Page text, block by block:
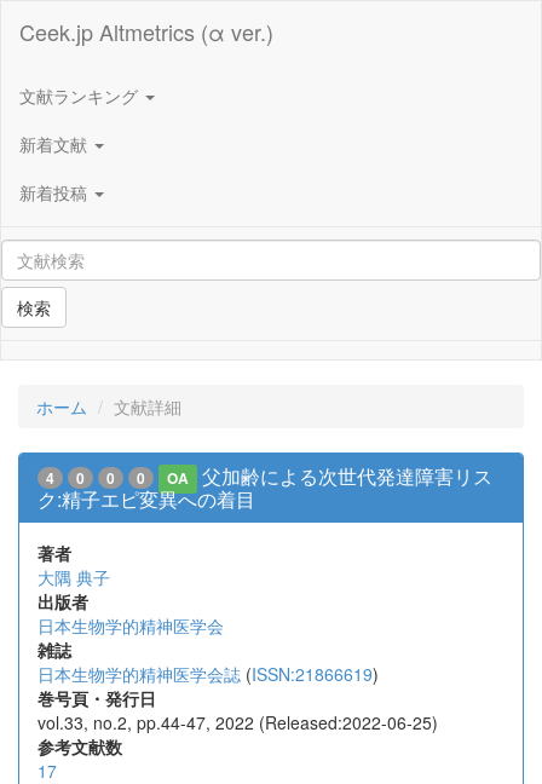
Ceek.jp Altmetrics (α ver.)
文献ランキング
新着文献
新着投稿
検索
ホーム 文献詳細
4 0 0 0 OA
父加齢による次世代発達障害リス
ク:精子エピ変異への着目
著者
大隅 典子
出版者
日本生物学的精神医学会
雑誌
日本生物学的精神医学会誌 (ISSN:21866619)
巻号頁・発行日
vol.33, no.2, pp.44-47, 2022 (Released:2022-06-25)
参考文献数
17